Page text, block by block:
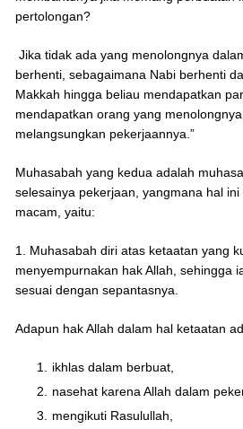
pertolongan?
Jika tidak ada yang menolongnya
berhenti, sebagaimana Nabi berhenti
Makkah hingga beliau mendapatkan
mendapatkan orang yang
melangsungkan pekerjaannya.”
Muhasabah yang kedua adalah
selesainya pekerjaan, yangmana hal
macam, yaitu:
1. Muhasabah diri atas ketaatan yang
menyempurnakan hak Allah, sehingga
sesuai dengan sepantasnya.
Adapun hak Allah dalam hal ketaatan
ikhlas dalam berbuat,
nasehat karena Allah dalam
mengikuti Rasulullah,